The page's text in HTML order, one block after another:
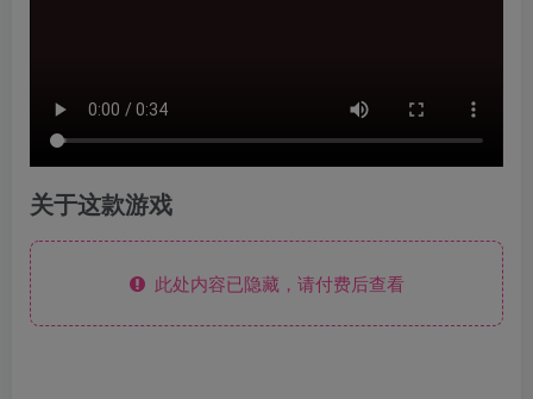
关于这款游戏
此处内容已隐藏，请付费后查看